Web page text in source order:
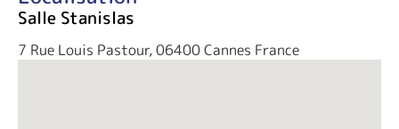
Salle Stanislas
7 Rue Louis Pastour, 06400 Cannes France